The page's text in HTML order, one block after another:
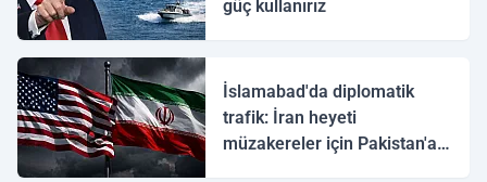
güç kullanırız
İslamabad'da diplomatik
trafik: İran heyeti
müzakereler için Pakistan'a